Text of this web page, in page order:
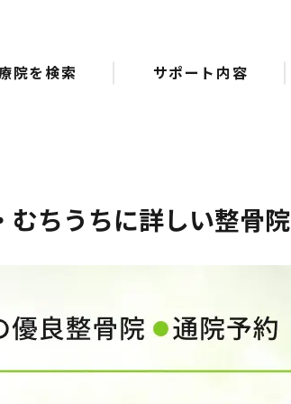
院を検索 サポート内容
ちうちに詳しい整骨院